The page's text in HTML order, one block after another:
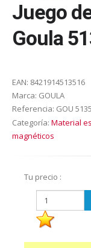
Juego
Goula
EAN: 8421914513516
Marca: GOULA
Referencia: GOU
Categoría: Material
magnéticos
Tu precio :